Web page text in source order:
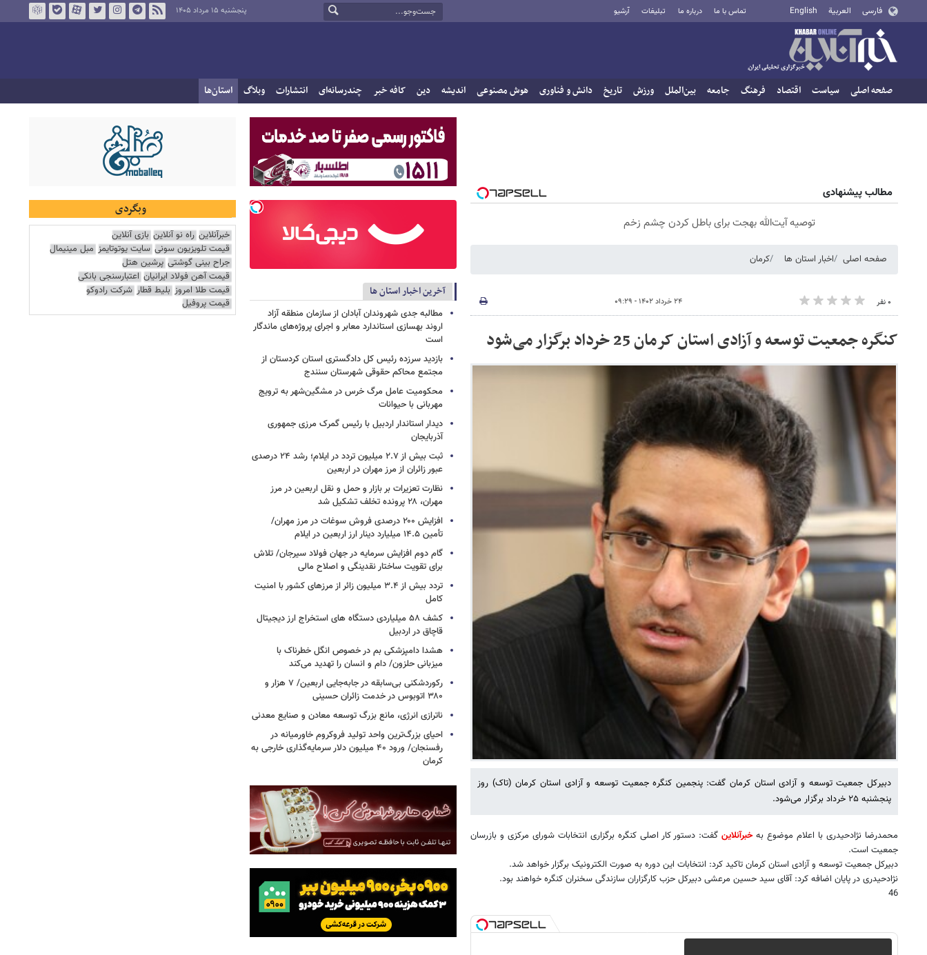
فارسی العربية English تماس با ما درباره ما تبلیغات آرشیو پنجشنبه ۱۵ مرداد ۱۴۰۵
صفحه اصلی سیاست اقتصاد فرهنگ جامعه بین‌الملل ورزش تاریخ دانش و فناوری هوش مصنوعی اندیشه دین کافه خبر چندرسانه‌ای انتشارات وبلاگ استان‌ها
مطالب پیشنهادی
توصیه آیت‌الله بهجت برای باطل کردن چشم زخم
صفحه اصلی اخبار استان ها کرمان
۰ نفر ۲۴ خرداد ۱۴۰۲ - ۰۹:۲۹
کنگره جمعیت توسعه و آزادی استان کرمان 25 خرداد برگزار می‌شود
دبیرکل جمعیت توسعه و آزادی استان کرمان گفت: پنجمین کنگره جمعیت توسعه و آزادی استان کرمان (تاک) روز
پنجشنبه ۲۵ خرداد برگزار می‌شود.
محمدرضا نژادحیدری با اعلام موضوع بهخبرآنلاینگفت: دستور کار اصلی کنگره برگزاری انتخابات شورای مرکزی و بازرسان
جمعیت است.
دبیرکل جمعیت توسعه و آزادی استان کرمان تاکید کرد: انتخابات این دوره به صورت الکترونیک برگزار خواهد شد.
نژادحیدری در پایان اضافه کرد: آقای سید حسین مرعشی دبیرکل حزب کارگزاران سازندگی سخنران کنگره خواهند بود.
46
آخرین اخبار استان ها
مطالبه جدی شهروندان آبادان از سازمان منطقه آزاد
اروند بهسازی استاندارد معابر و اجرای پروژه‌های ماندگار
است
بازدید سرزده رئیس کل دادگستری استان کردستان از
مجتمع محاکم حقوقی شهرستان سنندج
محکومیت عامل مرگ خرس در مشگین‌شهر به ترویج
مهربانی با حیوانات
دیدار استاندار اردبیل با رئیس گمرک مرزی جمهوری
آذربایجان
ثبت بیش از ۲.۷ میلیون تردد در ایلام؛ رشد ۲۴ درصدی
عبور زائران از مرز مهران در اربعین
نظارت تعزیرات بر بازار و حمل و نقل اربعین در مرز
مهران، ۲۸ پرونده تخلف تشکیل شد
افزایش ۲۰۰ درصدی فروش سوغات در مرز مهران/
تأمین ۱۴.۵ میلیارد دینار ارز اربعین در ایلام
گام دوم افزایش سرمایه در جهان فولاد سیرجان/ تلاش
برای تقویت ساختار نقدینگی و اصلاح مالی
تردد بیش از ۳.۴ میلیون زائر از مرزهای کشور با امنیت
کامل
کشف ۵۸ میلیاردی دستگاه های استخراج ارز دیجیتال
قاچاق در اردبیل
هشدا دامپزشکی بم در خصوص انگل خطرناک با
میزبانی حلزون/ دام و انسان را تهدید می‌کند
رکوردشکنی بی‌سابقه در جابه‌جایی اربعین/ ۷ هزار و
۳۸۰ اتوبوس در خدمت زائران حسینی
ناترازی انرژی، مانع بزرگ توسعه معادن و صنایع معدنی
احیای بزرگ‌ترین واحد تولید فروکروم خاورمیانه در
رفسنجان/ ورود ۴۰ میلیون دلار سرمایه‌گذاری خارجی به
کرمان
وبگردی
خبرآنلاین راه نو آنلاین بازی آنلاین
قیمت تلویزیون سونی سایت یوتوتایمز مبل مینیمال
جراح بینی گوشتی پرشین هتل
قیمت آهن فولاد ایرانیان اعتبارسنجی بانکی
قیمت طلا امروز بلیط قطار شرکت رادوکو
قیمت پروفیل